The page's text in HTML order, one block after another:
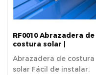
RF0010 Abrazadera de
costura solar |
soporte de montaje del
panel solar
Abrazadera de costura
solar Fácil de instalar;